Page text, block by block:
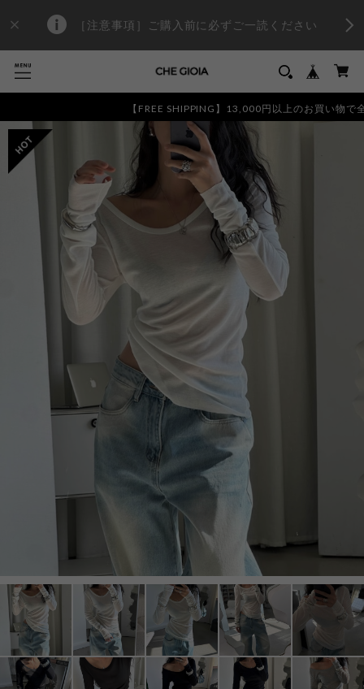
［注意事項］ご購入前に必ずご一読ください
【FREE SHIPPING】13,000円以上のお買い物で全国